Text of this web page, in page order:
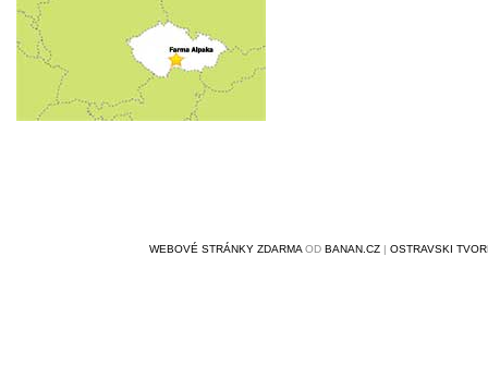
WEBOVÉ STRÁNKY ZDARMA OD BANAN.CZ | OSTRAVSKI